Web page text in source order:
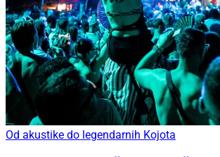
Od akustike do legendarnih Kojota